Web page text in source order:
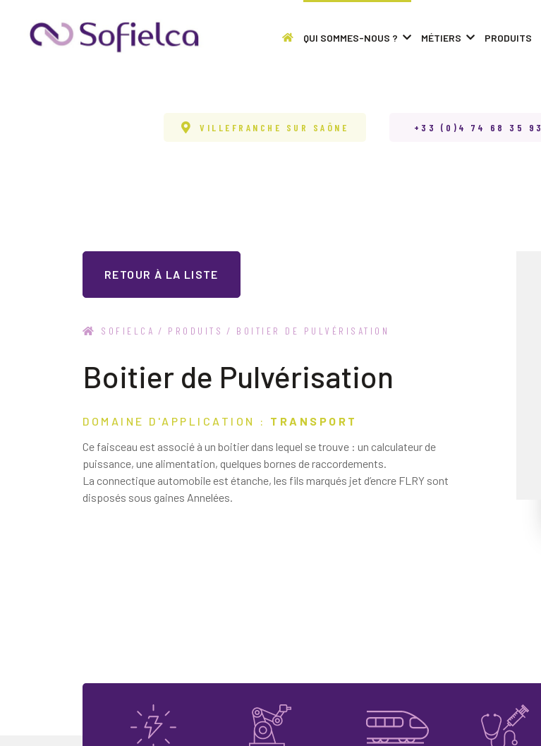
QUI SOMMES-NOUS ? MÉTIERS PRODUITS
VILLEFRANCHE SUR SAÔNE +33 (0)4 74 68 35 93
RETOUR À LA LISTE
SOFIELCA / PRODUITS / BOITIER DE PULVÉRISATION
Boitier de Pulvérisation
DOMAINE D'APPLICATION : TRANSPORT
Ce faisceau est associé à un boitier dans lequel se trouve : un calculateur de
puissance, une alimentation, quelques bornes de raccordements.
La connectique automobile est étanche, les fils marqués jet d’encre FLRY sont
disposés sous gaines Annelées.